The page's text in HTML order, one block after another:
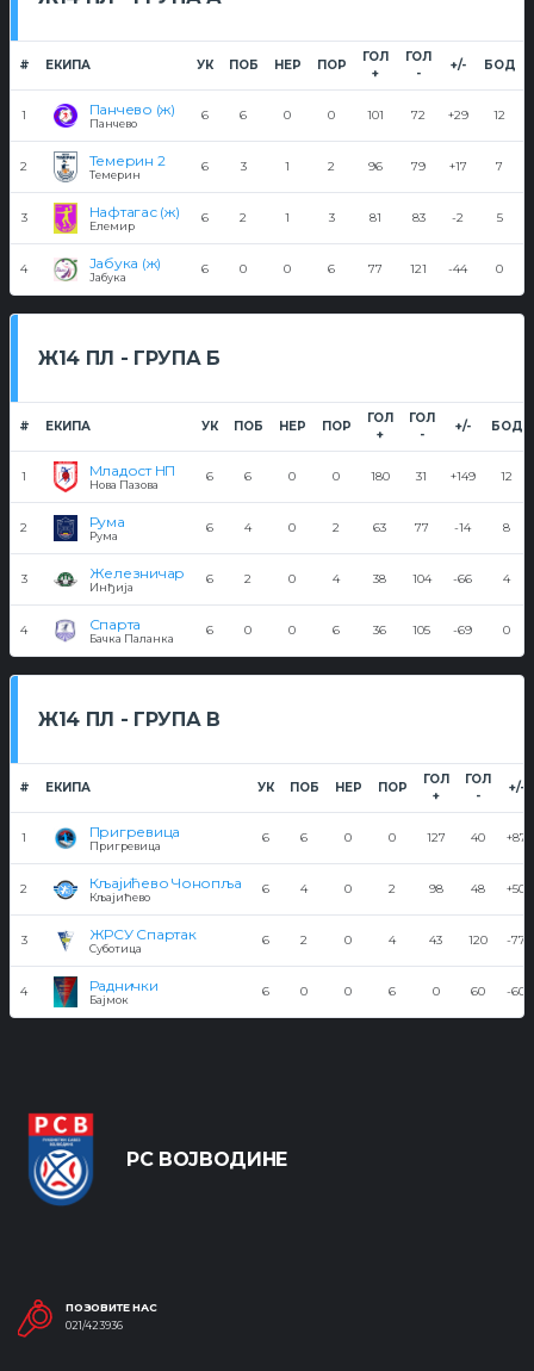
# ЕКИПА УК ПОБ НЕР ПОР
ГОЛ
+
ГОЛ
-
+/- БОД
1 Панчево (ж)
Панчево
6 6 0 0 101 72 +29 12
2 Темерин 2
Темерин
6 3 1 2 96 79 +17 7
3 Нафтагас (ж)
Елемир
6 2 1 3 81 83 -2 5
4 Јабука (ж)
Јабука
6 0 0 6 77 121 -44 0
Ж14 ПЛ - ГРУПА Б
# ЕКИПА УК ПОБ НЕР ПОР
ГОЛ
+
ГОЛ
-
+/- БОД
1 Младост НП
Нова Пазова
6 6 0 0 180 31 +149 12
2 Рума
Рума
6 4 0 2 63 77 -14 8
3 Железничар
Инђија
6 2 0 4 38 104 -66 4
4 Спарта
Бачка Паланка
6 0 0 6 36 105 -69 0
Ж14 ПЛ - ГРУПА В
# ЕКИПА УК ПОБ НЕР ПОР
ГОЛ
+
ГОЛ
-
+/-
1 Пригревица
Пригревица
6 6 0 0 127 40 +87
2 Кљајићево Чонопља
Кљајићево
6 4 0 2 98 48 +50
3 ЖРСУ Спартак
Суботица
6 2 0 4 43 120 -77
4 Раднички
Бајмок
6 0 0 6 0 60 -60
РС ВОЈВОДИНЕ
ПОЗОВИТЕ НАС
021/423936